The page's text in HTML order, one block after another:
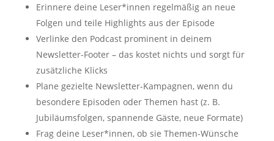
Erinnere deine Leser*innen regelmäßig an neue
Folgen und teile Highlights aus der Episode
Verlinke den Podcast prominent in deinem
Newsletter-Footer – das kostet nichts und sorgt für
zusätzliche Klicks
Plane gezielte Newsletter-Kampagnen, wenn du
besondere Episoden oder Themen hast (z. B.
Jubiläumsfolgen, spannende Gäste, neue Formate)
Frag deine Leser*innen, ob sie Themen-Wünsche